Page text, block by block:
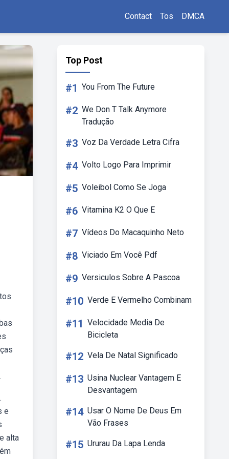
Contact Tos DMCA
e
alta
Top Post
#1 You From The Future
#2 We Don T Talk Anymore
Tradução
#3 Voz Da Verdade Letra Cifra
#4 Volto Logo Para Imprimir
#5 Voleibol Como Se Joga
#6 Vitamina K2 O Que E
#7 Vídeos Do Macaquinho Neto
#8 Viciado Em Você Pdf
#9 Versiculos Sobre A Pascoa
#10 Verde E Vermelho Combinam
#11 Velocidade Media De
Bicicleta
#12 Vela De Natal Significado
#13 Usina Nuclear Vantagem E
Desvantagem
#14 Usar O Nome De Deus Em
Vão Frases
#15 Ururau Da Lapa Lenda